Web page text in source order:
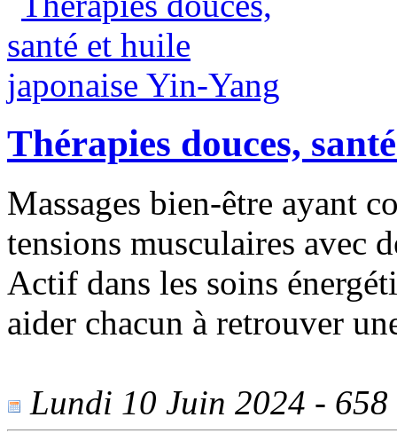
Thérapies douces,
Massages bien-être ayant
tensions musculaires avec
Actif dans les soins
aider chacun à retrouver
Lundi 10 Juin 2024 - 658